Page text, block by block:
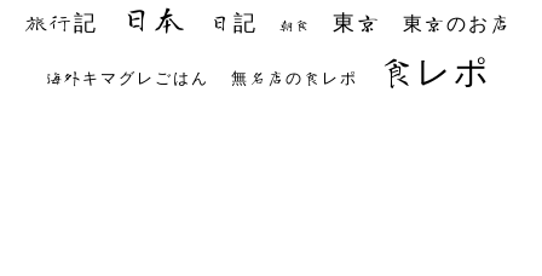
旅行記 日本 日記 朝食 東京 東京のお店
海外キマグレごはん 無名店の食レポ 食レポ